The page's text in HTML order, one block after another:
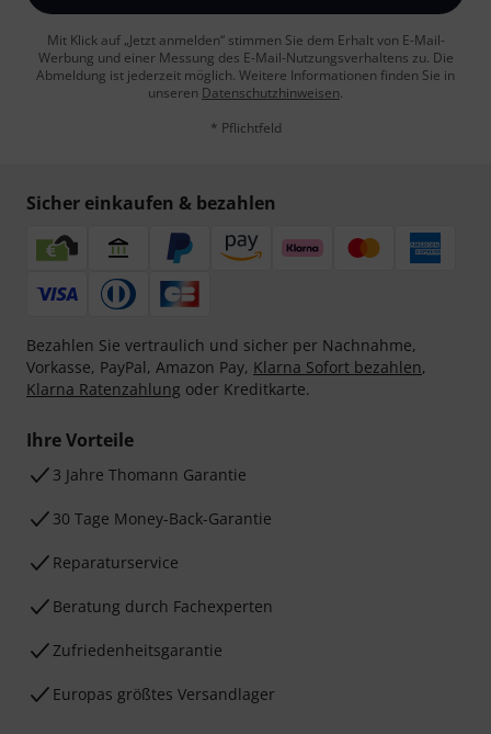
Mit Klick auf „Jetzt anmelden“ stimmen Sie dem Erhalt von E-Mail-
Werbung und einer Messung des E-Mail-Nutzungsverhaltens zu. Die
Abmeldung ist jederzeit möglich. Weitere Informationen finden Sie in
unseren Datenschutzhinweisen.
* Pflichtfeld
Sicher einkaufen & bezahlen
Bezahlen Sie vertraulich und sicher per Nachnahme,
Vorkasse, PayPal, Amazon Pay, Klarna Sofort bezahlen,
Klarna Ratenzahlung oder Kreditkarte.
Ihre Vorteile
3 Jahre Thomann Garantie
30 Tage Money-Back-Garantie
Reparaturservice
Beratung durch Fachexperten
Zufriedenheitsgarantie
Europas größtes Versandlager